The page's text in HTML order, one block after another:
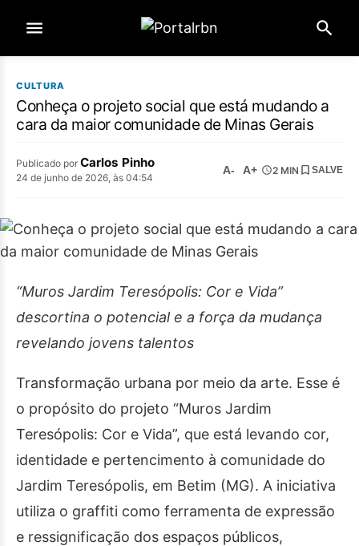
CULTURA
Conheça o projeto social que está mudando a
cara da maior comunidade de Minas Gerais
Publicado por Carlos Pinho
24 de junho de 2026, às 04:54
A- A+ 2 MIN SALVE
“Muros Jardim Teresópolis: Cor e Vida”
descortina o potencial e a força da mudança
revelando jovens talentos
Transformação urbana por meio da arte. Esse é
o propósito do projeto “Muros Jardim
Teresópolis: Cor e Vida”, que está levando cor,
identidade e pertencimento à comunidade do
Jardim Teresópolis, em Betim (MG). A iniciativa
utiliza o graffiti como ferramenta de expressão
e ressignificação dos espaços públicos,